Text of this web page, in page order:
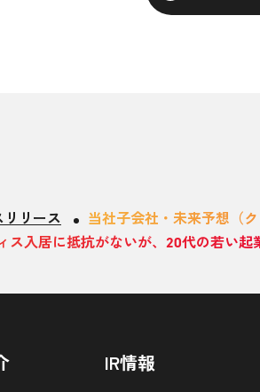
リリース
当社子会社・未来予想（
ス入居に抵抗がないが、20代の若い起
IR情報